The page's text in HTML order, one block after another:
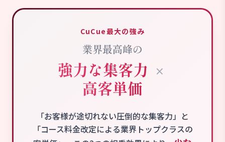
CuCue最大の強み
業界最高峰の
強力な集客力 ×
高客単価
「お客様が途切れない圧倒的な集客力」と
「コース料金改定による業界トップクラスの